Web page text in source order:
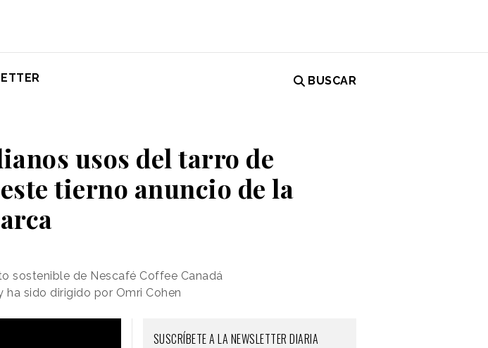
BUSCAR
usos del tarro de
tierno anuncio de la
sostenible de Nescafé Coffee Canadá
sido dirigido por Omri Cohen
SUSCRÍBETE A LA NEWSLETTER DIARIA